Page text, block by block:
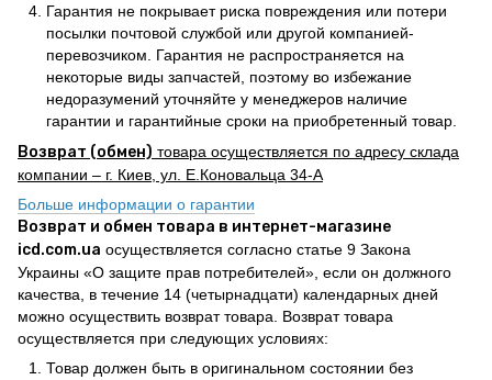
Гарантия не покрывает риска повреждения или потери
посылки почтовой службой или другой компанией-
перевозчиком. Гарантия не распространяется на
некоторые виды запчастей, поэтому во избежание
недоразумений уточняйте у менеджеров наличие
гарантии и гарантийные сроки на приобретенный товар.
Возврат (обмен) товара осуществляется по адресу склада
компании – г. Киев, ул. Е.Коновальца 34-А
Больше информации о гарантии
Возврат и обмен товара в интернет-магазине
icd.com.ua осуществляется согласно статье 9 Закона
Украины «О защите прав потребителей», если он должного
качества, в течение 14 (четырнадцати) календарных дней
можно осуществить возврат товара. Возврат товара
осуществляется при следующих условиях:
Товар должен быть в оригинальном состоянии без